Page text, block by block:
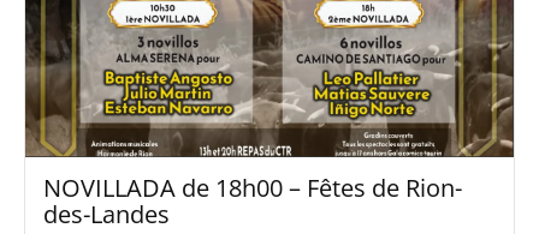
NOVILLADA de 18h00 – Fêtes de Rion-
des-Landes